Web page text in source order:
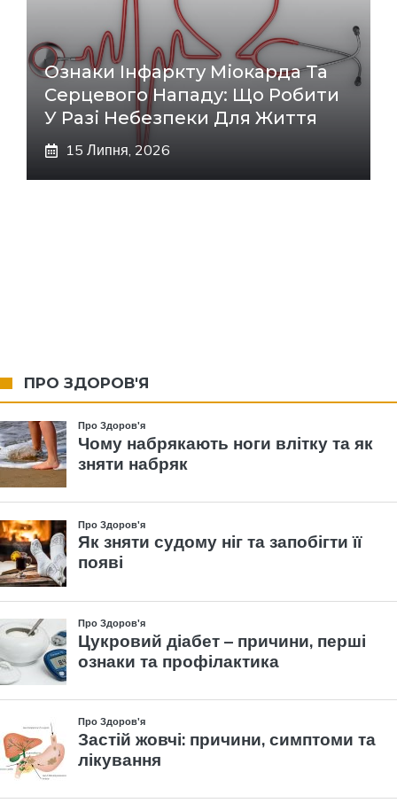
Ознаки Інфаркту Міокарда Та
Серцевого Нападу: Що Робити
У Разі Небезпеки Для Життя
15 Липня, 2026
ПРО ЗДОРОВ'Я